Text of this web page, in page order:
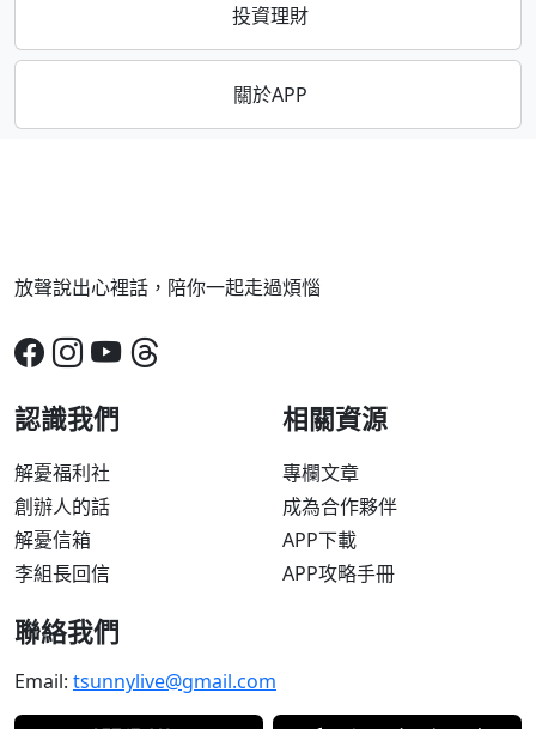
投資理財
關於APP
放聲說出心裡話，陪你一起走過煩惱
認識我們
解憂福利社
創辦人的話
解憂信箱
李組長回信
相關資源
專欄文章
成為合作夥伴
APP下載
APP攻略手冊
聯絡我們
Email: tsunnylive@gmail.com